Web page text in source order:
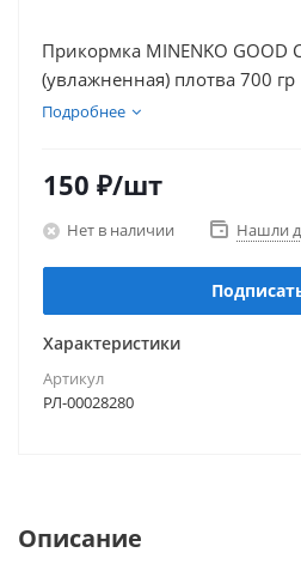
Прикормка MINENKO GOOD
(увлажненная) плотва 700 гр
Подробнее
150 ₽/шт
Нет в наличии Нашли
Характеристики
Артикул
РЛ-00028280
Описание